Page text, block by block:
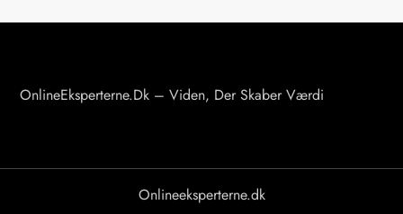
g
OnlineEksperterne.dk – Viden, Der Skaber Værdi
Onlineeksperterne.dk